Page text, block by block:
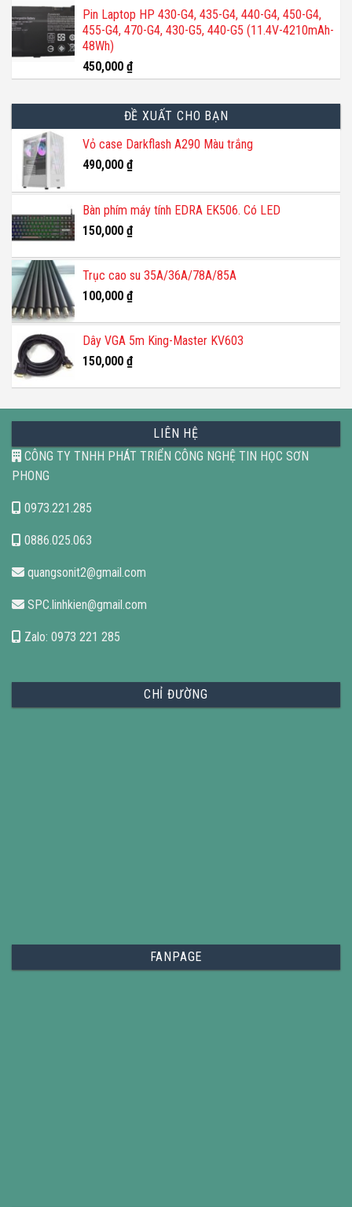
Pin Laptop HP 430-G4, 435-G4, 440-G4, 450-G4,
455-G4, 470-G4, 430-G5, 440-G5 (11.4V-4210mAh-
48Wh)
450,000 ₫
ĐỀ XUẤT CHO BẠN
Vỏ case Darkflash A290 Màu trắng
490,000 ₫
Bàn phím máy tính EDRA EK506. Có LED
150,000 ₫
Trục cao su 35A/36A/78A/85A
100,000 ₫
Dây VGA 5m King-Master KV603
150,000 ₫
LIÊN HỆ
CÔNG TY TNHH PHÁT TRIỂN CÔNG NGHỆ TIN HỌC SƠN
PHONG
0973.221.285
0886.025.063
quangsonit2@gmail.com
SPC.linhkien@gmail.com
Zalo: 0973 221 285
CHỈ ĐƯỜNG
FANPAGE